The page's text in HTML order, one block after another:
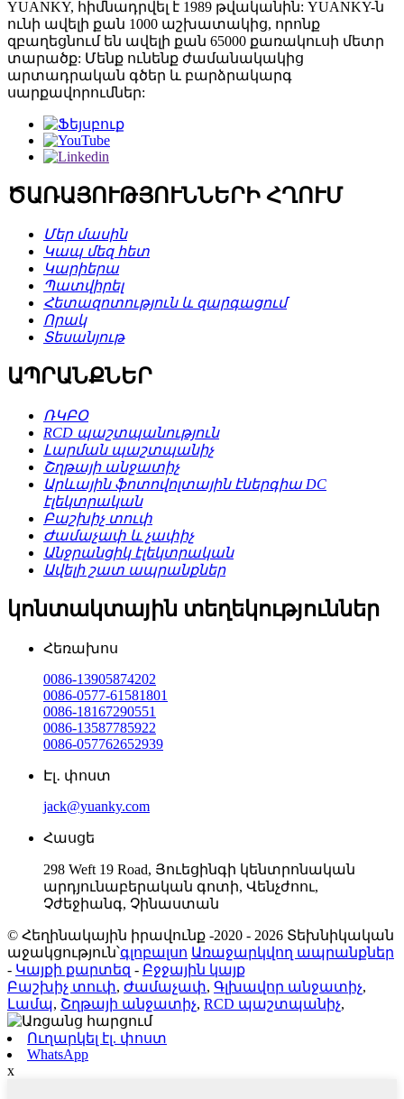
YUANKY, հիմնադրվել է 1989 թվականին: YUANKY-ն
ունի ավելի քան 1000 աշխատակից, որոնք
զբաղեցնում են ավելի քան 65000 քառակուսի մետր
տարածք: Մենք ունենք ժամանակակից
արտադրական գծեր և բարձրակարգ
սարքավորումներ:
ԾԱՌԱՅՈՒԹՅՈՒՆՆԵՐԻ ՀՂՈՒՄ
Մեր մասին
Կապ մեզ հետ
Կարիերա
Պատվիրել
Հետազոտություն և զարգացում
Որակ
Տեսանյութ
ԱՊՐԱՆՔՆԵՐ
ՌԿԲՕ
RCD պաշտպանություն
Լարման պաշտպանիչ
Շղթայի անջատիչ
Արևային ֆոտովոլտային էներգիա DC
էլեկտրական
Բաշխիչ տուփ
Ժամաչափ և չափիչ
Անջրանցիկ էլեկտրական
Ավելի շատ ապրանքներ
կոնտակտային տեղեկություններ
Հեռախոս
0086-13905874202
0086-0577-61581801
0086-18167290551
0086-13587785922
0086-057762652939
Էլ․ փոստ
jack@yuanky.com
Հասցե
298 Weft 19 Road, Յուեցինգի կենտրոնական
արդյունաբերական գոտի, Վենչժոու,
Չժեջիանգ, Չինաստան
© Հեղինակային իրավունք -2020 - 2026 Տեխնիկական
աջակցություն՝գլոբալսո Առաջարկվող ապրանքներ
- Կայքի քարտեզ - Բջջային կայք
Բաշխիչ տուփ, Ժամաչափ, Գլխավոր անջատիչ,
Լամպ, Շղթայի անջատիչ, RCD պաշտպանիչ,
Ուղարկել էլ. փոստ
WhatsApp
x